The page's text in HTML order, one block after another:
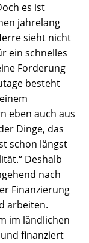
es ist
jahrelang
sieht nicht
ein schnelles
Forderung
besteht
eben auch aus
Dinge, das
schon längst
Deshalb
nach
Finanzierung
arbeiten.
im ländlichen
finanziert